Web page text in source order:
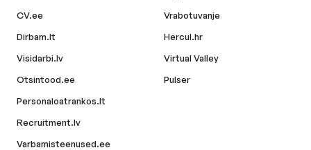
CV.ee
Dirbam.lt
Visidarbi.lv
Otsintood.ee
Personaloatrankos.lt
Recruitment.lv
Varbamisteenused.ee
Vrabotuvanje
Hercul.hr
Virtual Valley
Pulser